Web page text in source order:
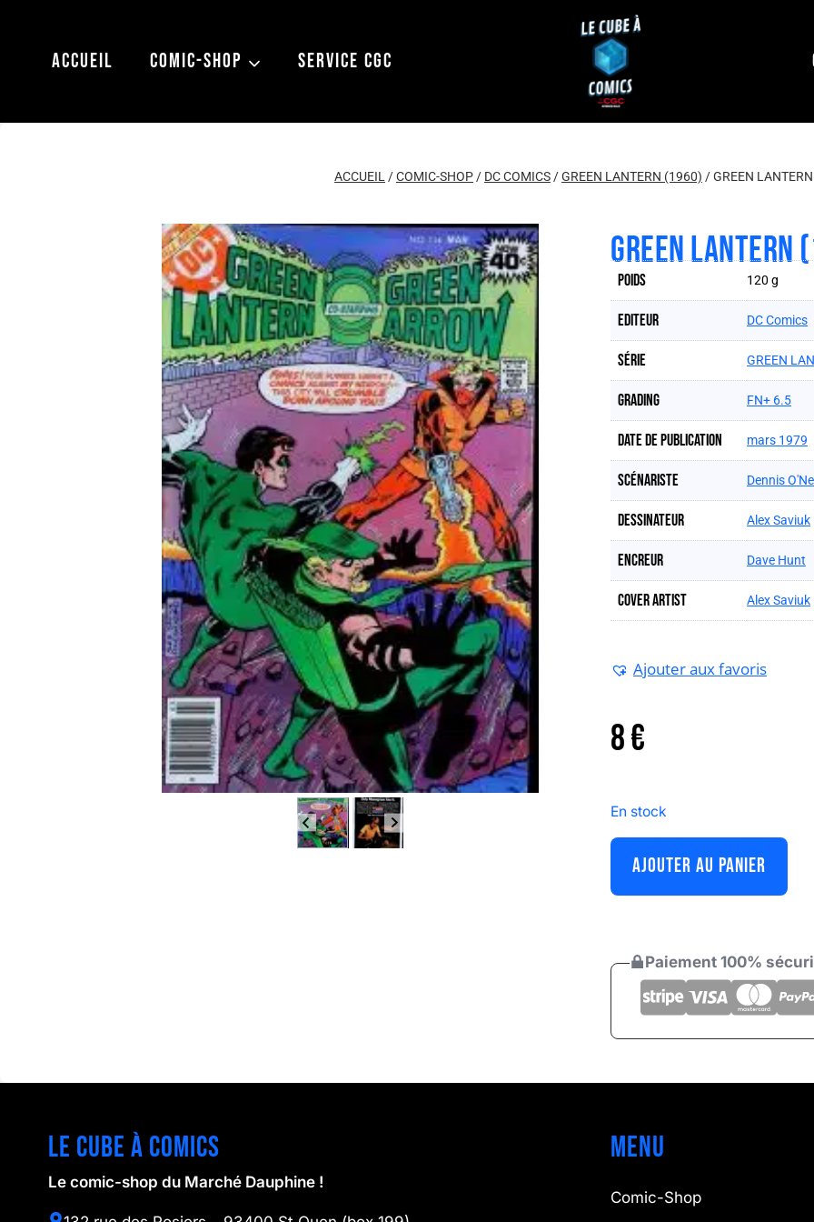
contenuACCUEIL COMIC-SHOP SERVICE CGC
ACCUEIL/COMIC-SHOP/ DC COMICS/GREEN LANTERN (1960) /GREEN
GREEN
Poids 120 g
Editeur DC Comics
Série GREEN
Grading FN+ 6.5
Date de publication mars 1979
Scénariste Dennis
Dessinateur Alex Saviuk
Encreur Dave Hunt
Cover artist Alex Saviuk
Ajouter aux favoris
8€
En stock
AJOUTER AU PANIER
Paiement 100%
Le cube à comics
Le comic-shop du Marché Dauphine !
Menu
Comic-Shop